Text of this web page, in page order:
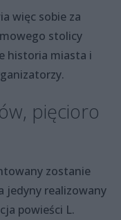
więc sobie za
stolicy
historia miasta i
pięcioro
zostanie
jedyny realizowany
powieści L.